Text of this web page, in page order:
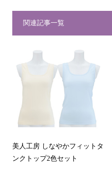
関連記事一覧
美人工房 しなやかフィットタ
ンクトップ2色セット